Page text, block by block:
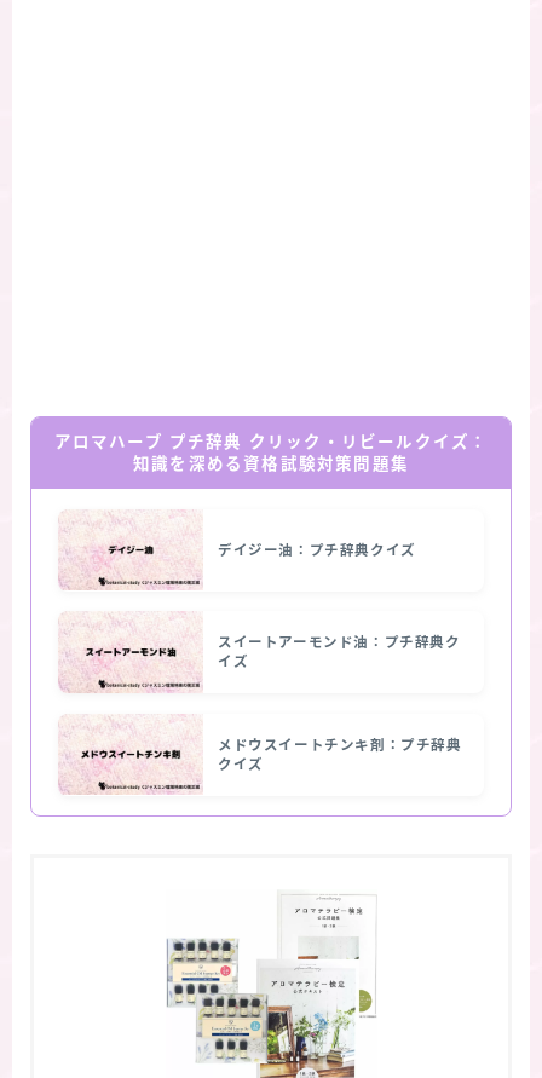
アロマハーブ プチ辞典 クリック・リビールクイズ：
知識を深める資格試験対策問題集
デイジー油：プチ辞典クイズ
スイートアーモンド油：プチ辞典ク
イズ
メドウスイートチンキ剤：プチ辞典
クイズ